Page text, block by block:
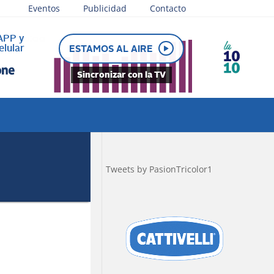
Eventos Publicidad Contacto
a 20:00
ESTAMOS AL AIRE
Sincronizar con la TV
Tweets by PasionTricolor1